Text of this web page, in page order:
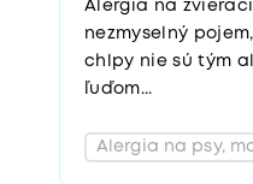
Alergia na
nezmyselný
chlpy nie sú tým
ľuďom...
Alergia na psy,